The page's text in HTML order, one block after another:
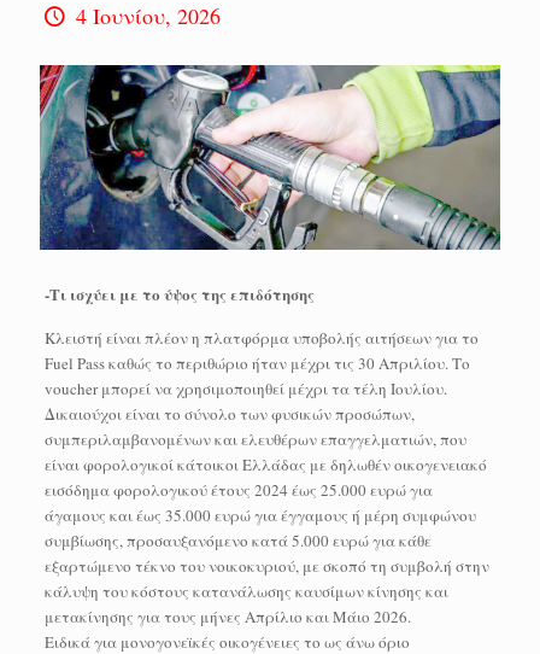
4 Ιουνίου, 2026
-Τι ισχύει με το ύψος της επιδότησης
Κλειστή είναι πλέον η πλατφόρμα υποβολής αιτήσεων για το
Fuel Pass καθώς το περιθώριο ήταν μέχρι τις 30 Απριλίου. Το
voucher μπορεί να χρησιμοποιηθεί μέχρι τα τέλη Ιουλίου.
Δικαιούχοι είναι το σύνολο των φυσικών προσώπων,
συμπεριλαμβανομένων και ελευθέρων επαγγελματιών, που
είναι φορολογικοί κάτοικοι Ελλάδας με δηλωθέν οικογενειακό
εισόδημα φορολογικού έτους 2024 έως 25.000 ευρώ για
άγαμους και έως 35.000 ευρώ για έγγαμους ή μέρη συμφώνου
συμβίωσης, προσαυξανόμενο κατά 5.000 ευρώ για κάθε
εξαρτώμενο τέκνο του νοικοκυριού, με σκοπό τη συμβολή στην
κάλυψη του κόστους κατανάλωσης καυσίμων κίνησης και
μετακίνησης για τους μήνες Απρίλιο και Μάιο 2026.
Ειδικά για μονογονεϊκές οικογένειες το ως άνω όριο